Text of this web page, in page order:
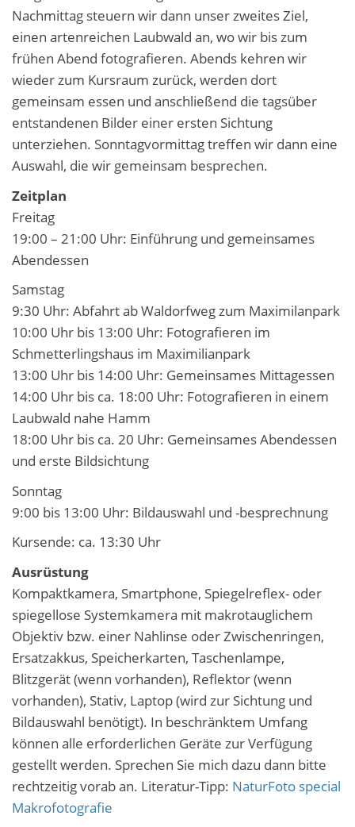
Nachmittag steuern wir dann unser zweites Ziel,
einen artenreichen Laubwald an, wo wir bis zum
frühen Abend fotografieren. Abends kehren wir
wieder zum Kursraum zurück, werden dort
gemeinsam essen und anschließend die tagsüber
entstandenen Bilder einer ersten Sichtung
unterziehen. Sonntagvormittag treffen wir dann eine
Auswahl, die wir gemeinsam besprechen.
Zeitplan
Freitag
19:00 – 21:00 Uhr: Einführung und gemeinsames
Abendessen
Samstag
9:30 Uhr: Abfahrt ab Waldorfweg zum Maximilanpark
10:00 Uhr bis 13:00 Uhr: Fotografieren im
Schmetterlingshaus im Maximilianpark
13:00 Uhr bis 14:00 Uhr: Gemeinsames Mittagessen
14:00 Uhr bis ca. 18:00 Uhr: Fotografieren in einem
Laubwald nahe Hamm
18:00 Uhr bis ca. 20 Uhr: Gemeinsames Abendessen
und erste Bildsichtung
Sonntag
9:00 bis 13:00 Uhr: Bildauswahl und -besprechnung
Kursende: ca. 13:30 Uhr
Ausrüstung
Kompaktkamera, Smartphone, Spiegelreflex- oder
spiegellose Systemkamera mit makrotauglichem
Objektiv bzw. einer Nahlinse oder Zwischenringen,
Ersatzakkus, Speicherkarten, Taschenlampe,
Blitzgerät (wenn vorhanden), Reflektor (wenn
vorhanden), Stativ, Laptop (wird zur Sichtung und
Bildauswahl benötigt). In beschränktem Umfang
können alle erforderlichen Geräte zur Verfügung
gestellt werden. Sprechen Sie mich dazu dann bitte
rechtzeitig vorab an. Literatur-Tipp: NaturFoto special
Makrofotografie